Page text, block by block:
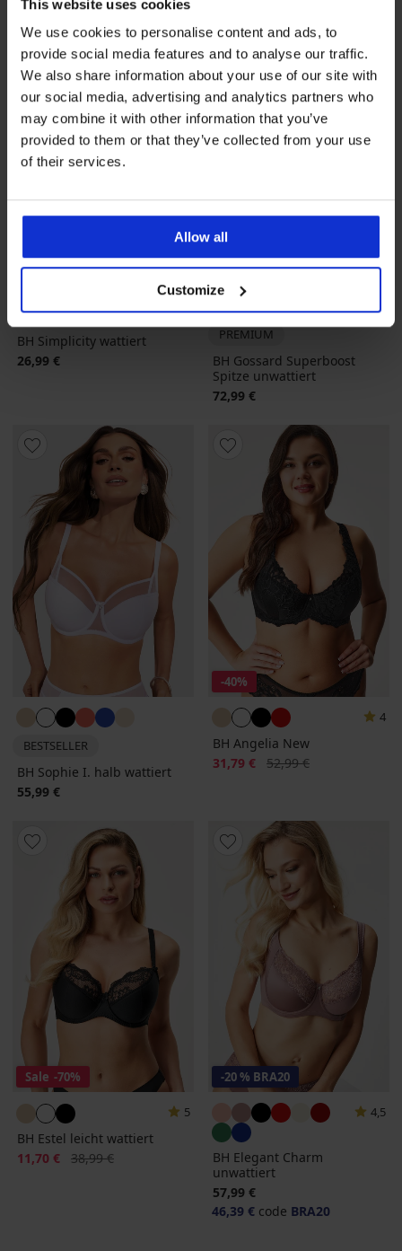
This website uses cookies
We use cookies to personalise content and ads, to
provide social media features and to analyse our traffic.
We also share information about your use of our site with
our social media, advertising and analytics partners who
may combine it with other information that you’ve
provided to them or that they’ve collected from your use
of their services.
Allow all
Customize
BESTSELLER
BH Simplicity wattiert
26,99 €
PREMIUM
BH Gossard Superboost
Spitze unwattiert
72,99 €
BESTSELLER
BH Sophie I. halb wattiert
55,99 €
-40%
4
BH Angelia New
Rabatt
31,79 € Alter Preis
52,99 €
Sale -70%
5
BH Estel leicht wattiert
Rabatt
11,70 € Alter Preis
38,99 €
-20 % BRA20
4,5
BH Elegant Charm
unwattiert
57,99 €
46,39 € code BRA20